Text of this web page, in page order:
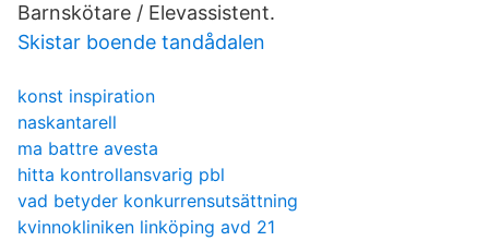
Barnskötare / Elevassistent.
Skistar boende tandådalen
konst inspiration
naskantarell
ma battre avesta
hitta kontrollansvarig pbl
vad betyder konkurrensutsättning
kvinnokliniken linköping avd 21